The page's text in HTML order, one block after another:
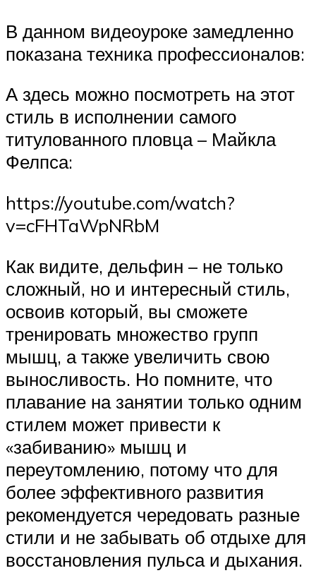
В данном видеоуроке замедленно
показана техника профессионалов:
А здесь можно посмотреть на этот
стиль в исполнении самого
титулованного пловца – Майкла
Фелпса:
https://youtube.com/watch?
v=cFHTaWpNRbM
Как видите, дельфин – не только
сложный, но и интересный стиль,
освоив который, вы сможете
тренировать множество групп
мышц, а также увеличить свою
выносливость. Но помните, что
плавание на занятии только одним
стилем может привести к
«забиванию» мышц и
переутомлению, потому что для
более эффективного развития
рекомендуется чередовать разные
стили и не забывать об отдыхе для
восстановления пульса и дыхания.